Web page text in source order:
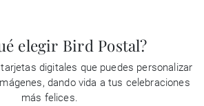
elegir Bird Postal?
digitales que puedes personalizar
dando vida a tus celebraciones
más felices.